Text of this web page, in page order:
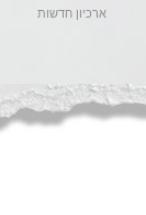
ארכיון חדשות